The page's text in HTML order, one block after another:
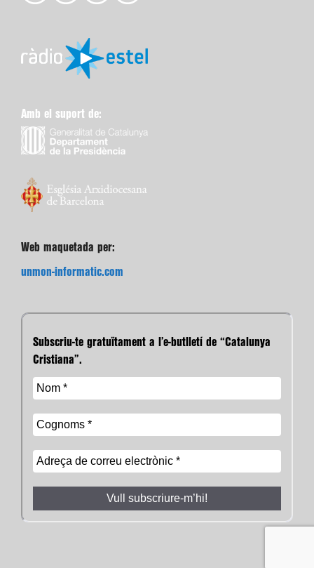
Amb el suport de:
Web maquetada per:
unmon-informatic.com
Subscriu-te gratuïtament a l’e-butlletí de “Catalunya
Cristiana”.